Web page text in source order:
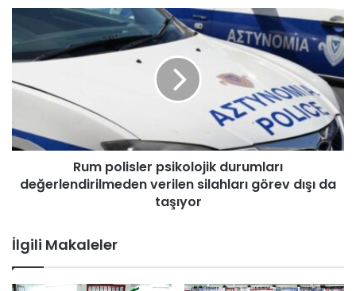
s
o
n
y
d
i
l
m
p
o
s
l
k
o
l
Rum polisler psikolojik durumları
değerlendirilmeden verilen silahları görev dışı da
taşıyor
İlgili Makaleler